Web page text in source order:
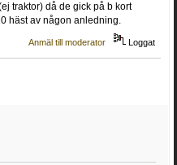
traktor) då de gick på b kort
häst av någon anledning.
Anmäl till moderator Loggat